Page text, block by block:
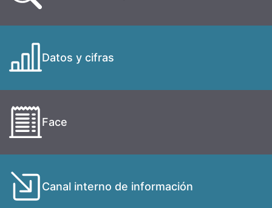
Datos y cifras
Face
Canal interno de información